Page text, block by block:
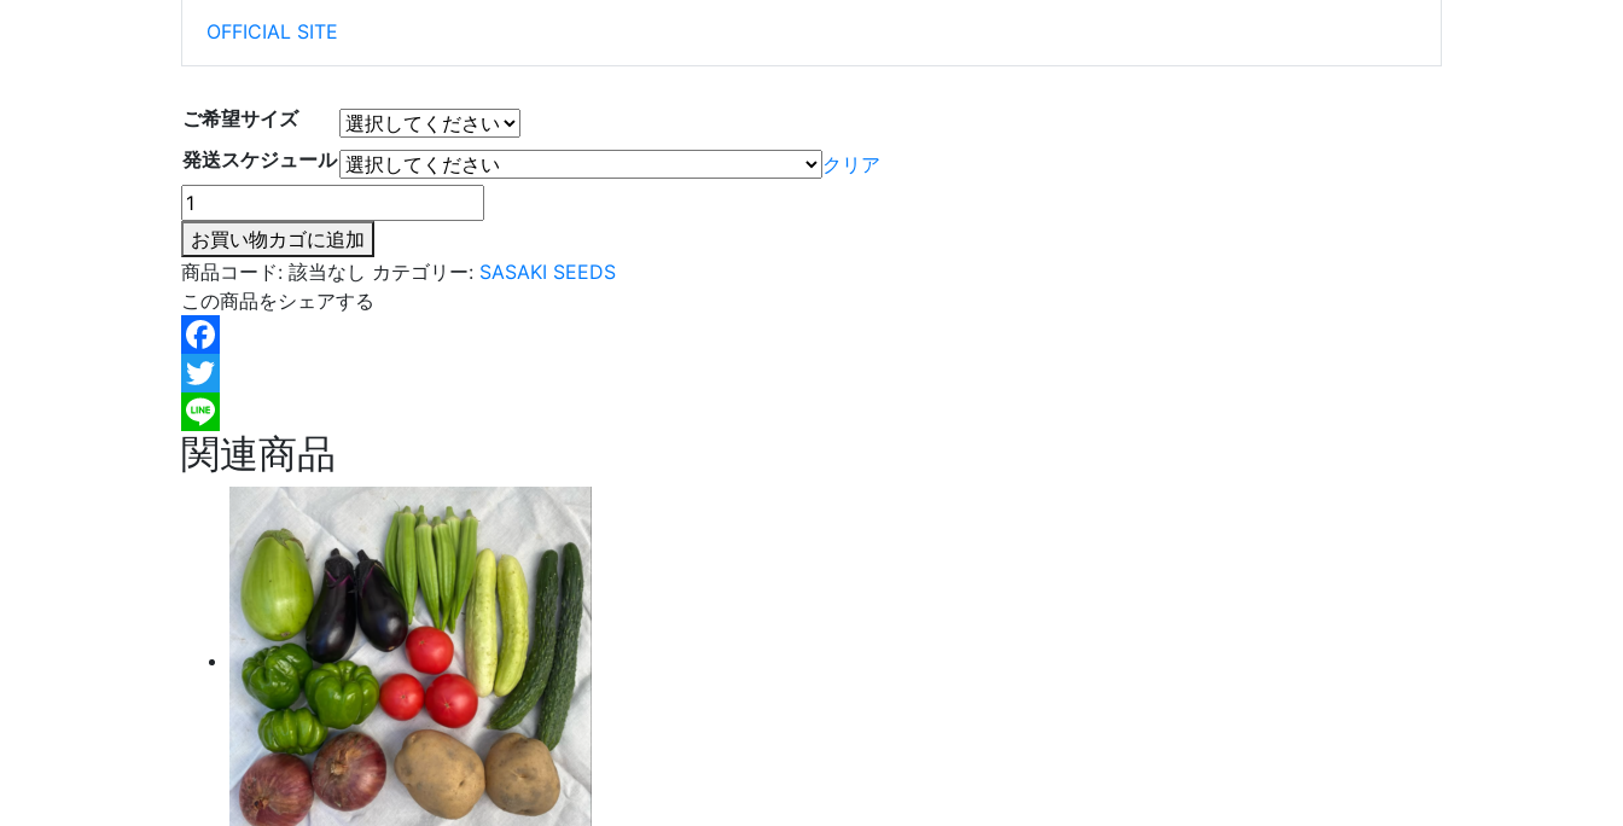
OFFICIAL SITE
ご希望サイズ
発送スケジュール
クリア
お
野
菜
セ
ッ
ト
M・
L
サ
イ
（2026
お買い物カゴに追加
商品コード: 該当なし カテゴリー: SASAKI SEEDS
この商品をシェアする
Facebook
Twitter
Line
関連商品